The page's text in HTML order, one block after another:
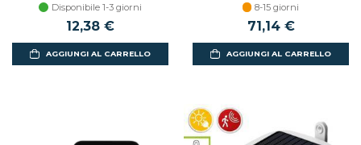
Disponibile 1-3 giorni
12,38 €
AGGIUNGI AL CARRELLO
8-15 giorni
71,14 €
AGGIUNGI AL CARRELLO